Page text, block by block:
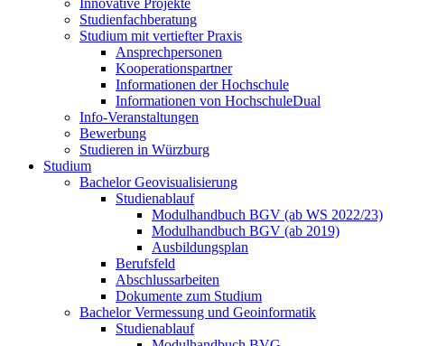
Innovative Projekte
Studienfachberatung
Studium mit vertiefter Praxis
Ansprechpersonen
Kooperationspartner
Informationen der Hochschule
Informationen von HochschuleDual
Info-Veranstaltungen
Bewerbung
Studieren in Würzburg
Studium
Bachelor Geovisualisierung
Studienablauf
Modulhandbuch BGV (ab WS 2022/23)
Modulhandbuch BGV (ab 2019)
Ausbildungsplan
Berufsfeld
Abschlussarbeiten
Dokumente zum Studium
Bachelor Vermessung und Geoinformatik
Studienablauf